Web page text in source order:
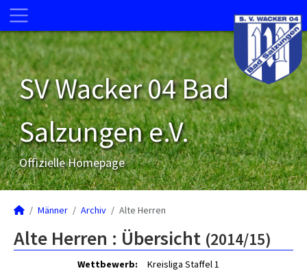
SV Wacker 04 Bad
Salzungen e.V.
Offizielle Homepage
Männer Archiv Alte Herren
Alte Herren : Übersicht (2014/15)
Wettbewerb:
Kreisliga Staffel 1